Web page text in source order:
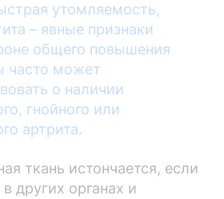
утомляемость,
– явные признаки
общего повышения
часто может
о наличии
гнойного или
артрита.
ткань истончается, если
других органах и